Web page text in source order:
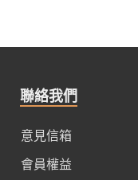
聯絡我們
意見信箱
會員權益